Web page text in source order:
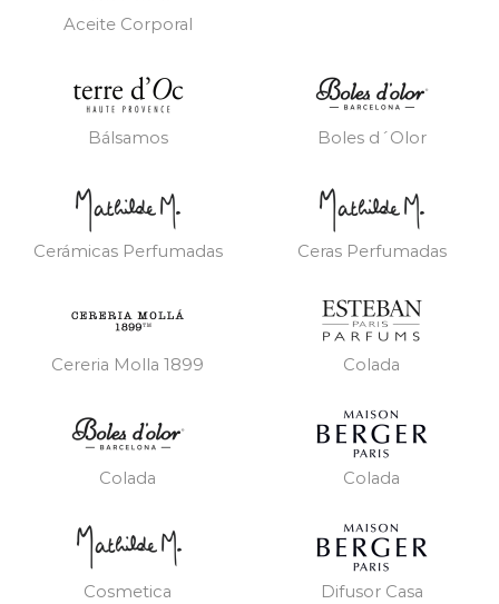
Aceite Corporal
Bálsamos Boles d´Olor
Cerámicas Perfumadas Ceras Perfumadas
Cereria Molla 1899 Colada
Colada Colada
Cosmetica Difusor Casa